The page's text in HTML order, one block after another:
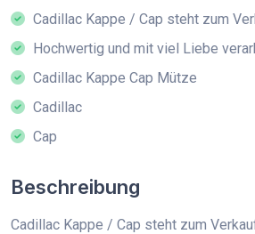
Cadillac Kappe / Cap steht zum
Hochwertig und mit viel Liebe
Cadillac Kappe Cap Mütze
Cadillac
Cap
Beschreibung
Cadillac Kappe / Cap steht zum